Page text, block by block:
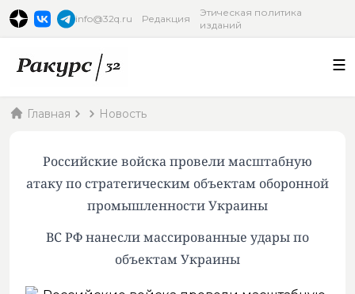
info@32q.ru Редакция
Этическая политика
изданий
Главная Новость
Российские войска провели масштабную
атаку по стратегическим объектам оборонной
промышленности Украины
ВС РФ нанесли массированные удары по
объектам Украины